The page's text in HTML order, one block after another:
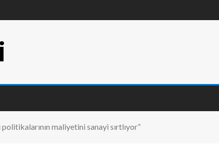
maliyetini sanayi sırtlıyor”